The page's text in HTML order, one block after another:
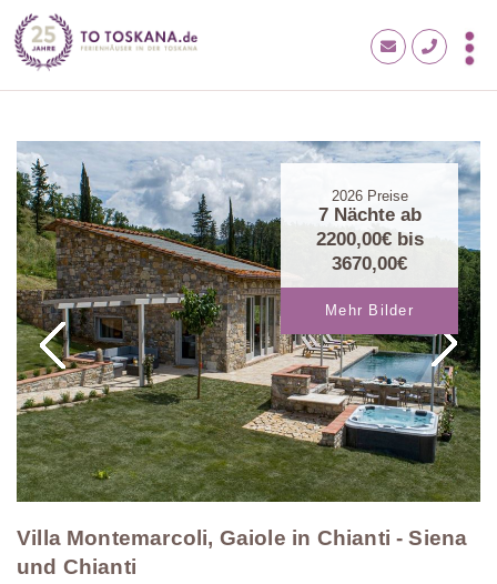
2026Preise
7 Nächte ab
2200,00€bis
3670,00€
Mehr Bilder
Villa Montemarcoli, Gaiole in Chianti - Siena
und Chianti